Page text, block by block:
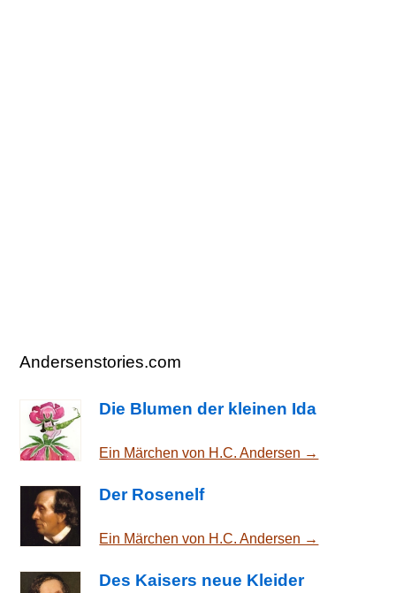
Andersenstories.com
Die Blumen der kleinen Ida
Ein Märchen von H.C. Andersen →
Der Rosenelf
Ein Märchen von H.C. Andersen →
Des Kaisers neue Kleider